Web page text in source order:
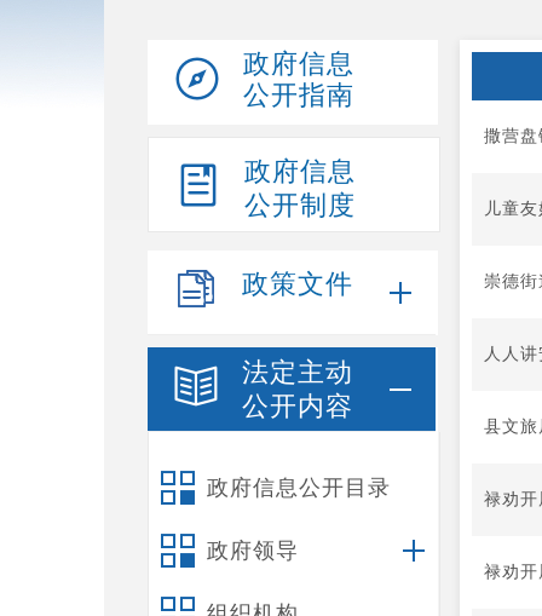
政府信息
公开指南
政府信息
公开制度
政策文件
法定主动
公开内容
政府信息公开目录
政府领导
撒营盘
儿童
崇德
人人
县文旅
禄劝开
禄劝